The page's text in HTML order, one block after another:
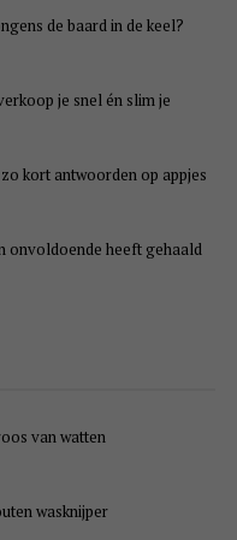
de baard in de keel?
je snel én slim je
kort antwoorden op appjes
onvoldoende heeft gehaald
van watten
wasknijper